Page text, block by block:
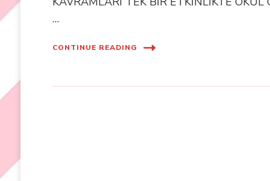
…
CONTINUE READING